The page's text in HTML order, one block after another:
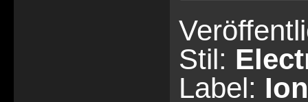
Stil:
Label: